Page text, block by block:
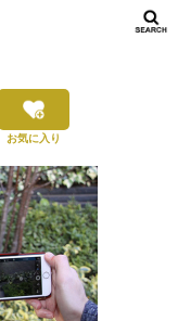
お気に入り